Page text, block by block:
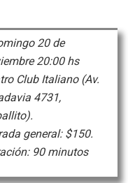
20 de
20:00 hs
Club Italiano (Av.
4731,
general: $150.
90 minutos